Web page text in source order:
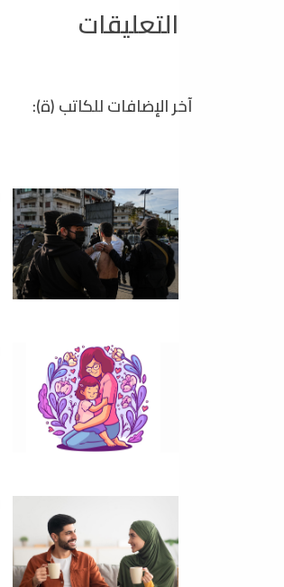
التعليقات
آخر الإضافات للكاتب (ة):